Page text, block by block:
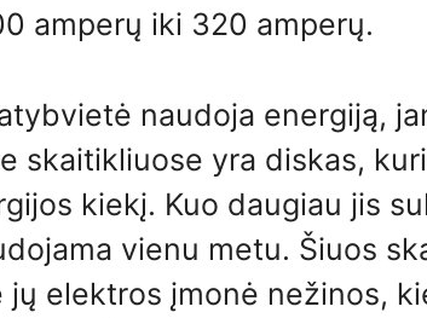
amperų iki 320 amperų.
naudoja energiją,
skaitikliuose yra diskas,
kiekį. Kuo daugiau jis
vienu metu. Šiuos
jų elektros įmonė nežinos,